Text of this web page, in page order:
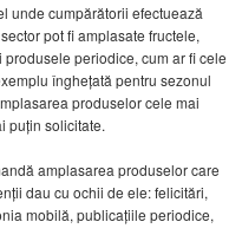
unde cumpărătorii efectuează
pot fi amplasate fructele,
periodice, cum ar fi cele
înghețată pentru sezonul
produselor cele mai
puțin solicitate.
amplasarea produselor care
dau cu ochii de ele: felicitări,
mobilă, publicațiile periodice,